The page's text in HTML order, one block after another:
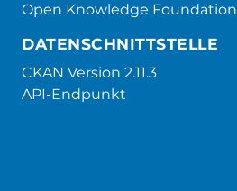
Open Knowledge Foundation
DATENSCHNITTSTELLE
CKAN Version 2.11.3
API-Endpunkt